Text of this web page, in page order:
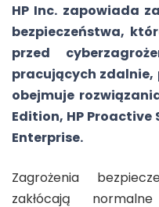
HP Inc. zapowiada
bezpieczeństwa,
przed
pracujących zdalnie,
obejmuje
Edition, HP Proactive
Enterprise.
Zagrożenia
zakłócają